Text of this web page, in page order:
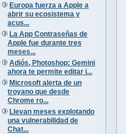
Europa fuerza a Apple a
abrir su ecosistema y
acus...
La App Contraseñas de
Apple fue durante tres
meses...
Adiós, Photoshop: Gemini
ahora te permite editar i...
Microsoft alerta de un
troyano que desde
Chrome ro...
Llevan meses explotando
una vulnerabilidad de
Chat...